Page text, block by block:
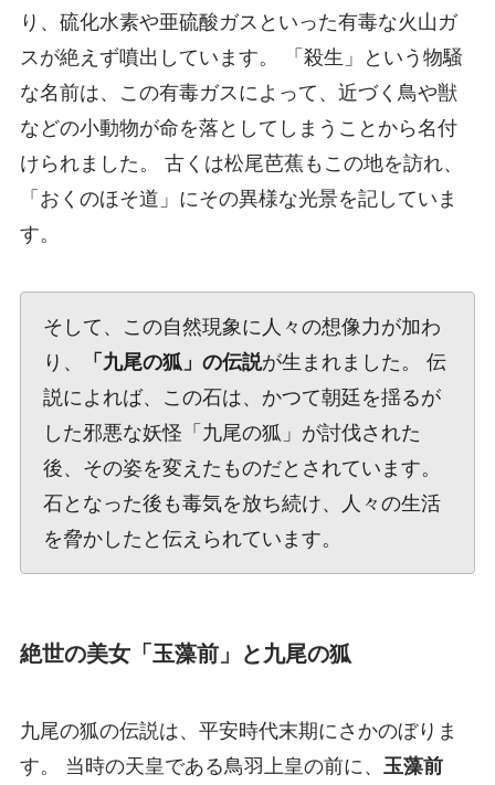
り、硫化水素や亜硫酸ガスといった有毒な火山ガ
スが絶えず噴出しています。 「殺生」という物騒
な名前は、この有毒ガスによって、近づく鳥や獣
などの小動物が命を落としてしまうことから名付
けられました。 古くは松尾芭蕉もこの地を訪れ、
「おくのほそ道」にその異様な光景を記していま
す。
そして、この自然現象に人々の想像力が加わ
り、
「九尾の狐」の伝説が生まれました。 伝
説によれば、この石は、かつて朝廷を揺るが
した邪悪な妖怪「九尾の狐」が討伐された
後、その姿を変えたものだとされています。
石となった後も毒気を放ち続け、人々の生活
を脅かしたと伝えられています。
絶世の美女「玉藻前」と九尾の狐
九尾の狐の伝説は、平安時代末期にさかのぼりま
す。 当時の天皇である鳥羽上皇の前に、 玉藻前